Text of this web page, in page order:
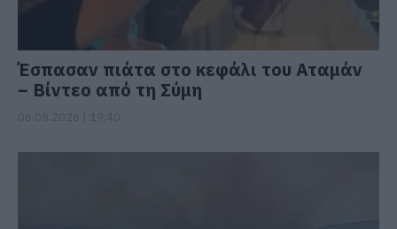
Έσπασαν πιάτα στο κεφάλι του Αταμάν
– Βίντεο από τη Σύμη